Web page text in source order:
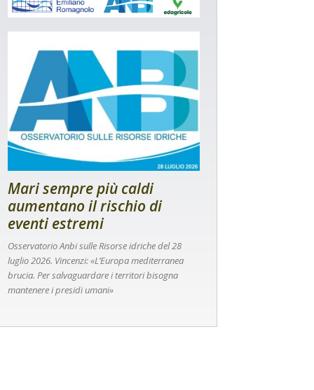
Mari sempre più caldi
aumentano il rischio di
eventi estremi
Osservatorio Anbi sulle Risorse idriche del 28
luglio 2026. Vincenzi: «L’Europa mediterranea
brucia. Per salvaguardare i territori bisogna
mantenere i presidi umani»